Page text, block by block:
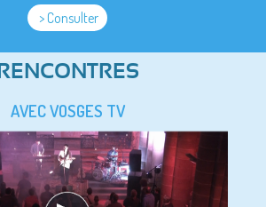
> Consulter
RENCONTRES
AVEC VOSGES TV